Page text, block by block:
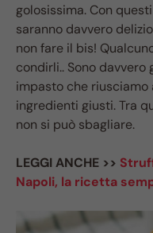
golosissima. Con
saranno davvero
non fare il bis!
condirli.. Sono
impasto che
ingredienti giusti. Tra
non si può sbagliare.
LEGGI ANCHE >>
Napoli, la ricetta